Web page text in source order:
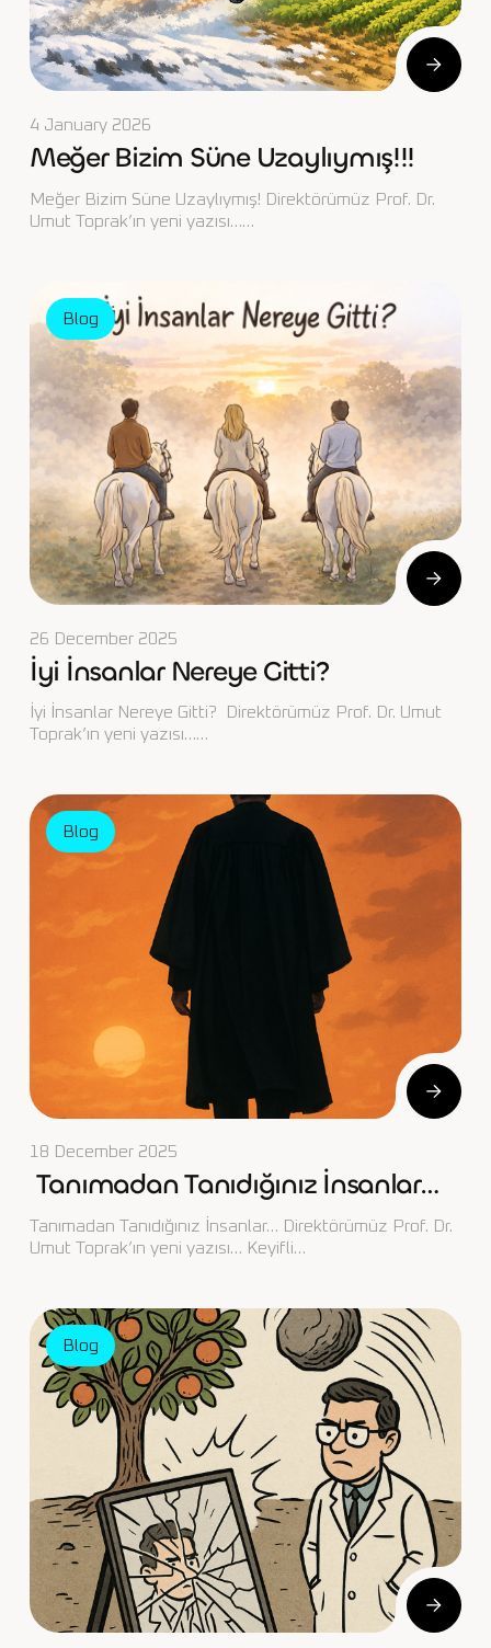
4 January 2026
Meğer Bizim Süne Uzaylıymış!!!
Meğer Bizim Süne Uzaylıymış! Direktörümüz Prof. Dr.
Umut Toprak’ın yeni yazısı……
Blog
26 December 2025
İyi İnsanlar Nereye Gitti?
İyi İnsanlar Nereye Gitti? Direktörümüz Prof. Dr. Umut
Toprak’ın yeni yazısı……
Blog
18 December 2025
Tanımadan Tanıdığınız İnsanlar…
Tanımadan Tanıdığınız İnsanlar… Direktörümüz Prof. Dr.
Umut Toprak’ın yeni yazısı… Keyifli…
Blog